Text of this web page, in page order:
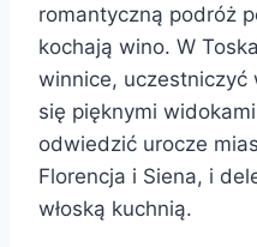
romantyczną podróż
kochają wino. W
winnice, uczestniczyć
się pięknymi
odwiedzić urocze
Florencja i Siena, i
włoską kuchnią.